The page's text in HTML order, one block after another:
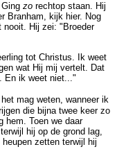
zo rechtop staan. Hij
Branham, kijk hier. Nog
nooit. Hij zei: "Broeder
tot Christus. Ik weet
wat Hij mij vertelt. Dat
En ik weet niet..."
mag weten, wanneer ik
die bijna twee keer zo
hem. Toen we daar
hij op de grond lag,
heupen zetten terwijl hij